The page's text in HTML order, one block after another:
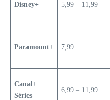
Disney+ 5,99 – 11,99
Paramount+ 7,99
Canal+
Séries
6,99 – 11,99